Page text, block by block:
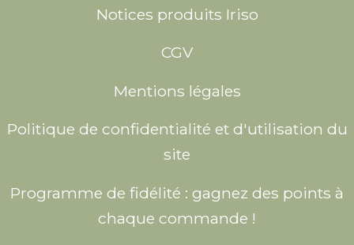
Notices produits Iriso
CGV
Mentions légales
Politique de confidentialité et d'utilisation du
site
Programme de fidélité : gagnez des points à
chaque commande !